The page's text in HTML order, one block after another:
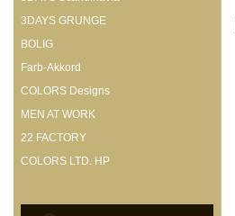
3DAYS GRUNGE
BOLIG
Farb-Akkord
COLORS Designs
MEN AT WORK
22 FACTORY
COLORS LTD. HP